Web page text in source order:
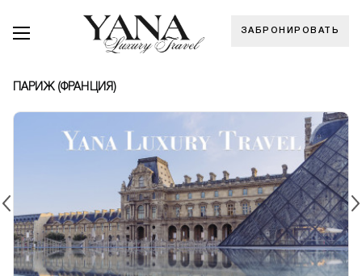
ЗАБРОНИРОВАТЬ
ПАРИЖ (ФРАНЦИЯ)